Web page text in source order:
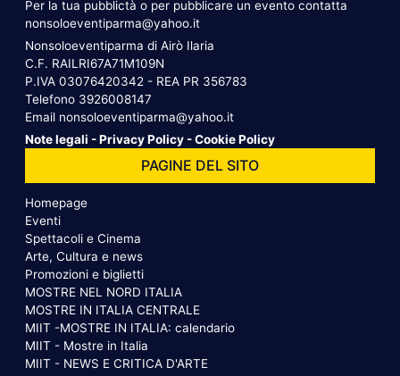
Per la tua pubblictà o per pubblicare un evento contatta
nonsoloeventiparma@yahoo.it
Nonsoloeventiparma di Airò Ilaria
C.F. RAILRI67A71M109N
P.IVA 03076420342 - REA PR 356783
Telefono 3926008147
Email nonsoloeventiparma@yahoo.it
Note legali -Privacy Policy -Cookie Policy
PAGINE DEL SITO
Homepage
Eventi
Spettacoli e Cinema
Arte, Cultura e news
Promozioni e biglietti
MOSTRE NEL NORD ITALIA
MOSTRE IN ITALIA CENTRALE
MIIT -MOSTRE IN ITALIA: calendario
MIIT - Mostre in Italia
MIIT - NEWS E CRITICA D'ARTE